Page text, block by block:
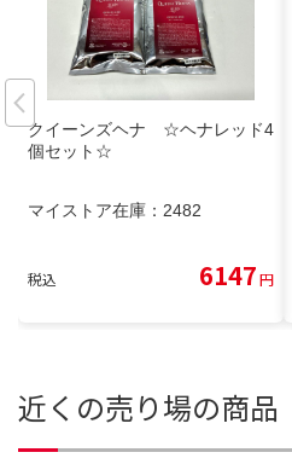
クイーンズヘナ ☆ヘナレッド4
個セット☆
マイストア在庫： 2482
税込 6147円
近くの売り場の商品